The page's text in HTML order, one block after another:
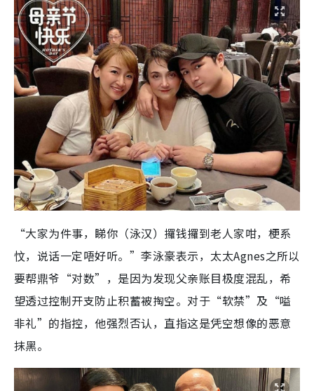
“大家为件事，睇你（泳汉）攞钱攞到老人家咁，梗系
忟，说话一定唔好听。”李泳豪表示，太太Agnes之所以
要帮鼎爷“对数”，是因为发现父亲账目极度混乱，希
望透过控制开支防止积蓄被掏空。对于“软禁”及“嗌
非礼”的指控，他强烈否认，直指这是凭空想像的恶意
抹黑。